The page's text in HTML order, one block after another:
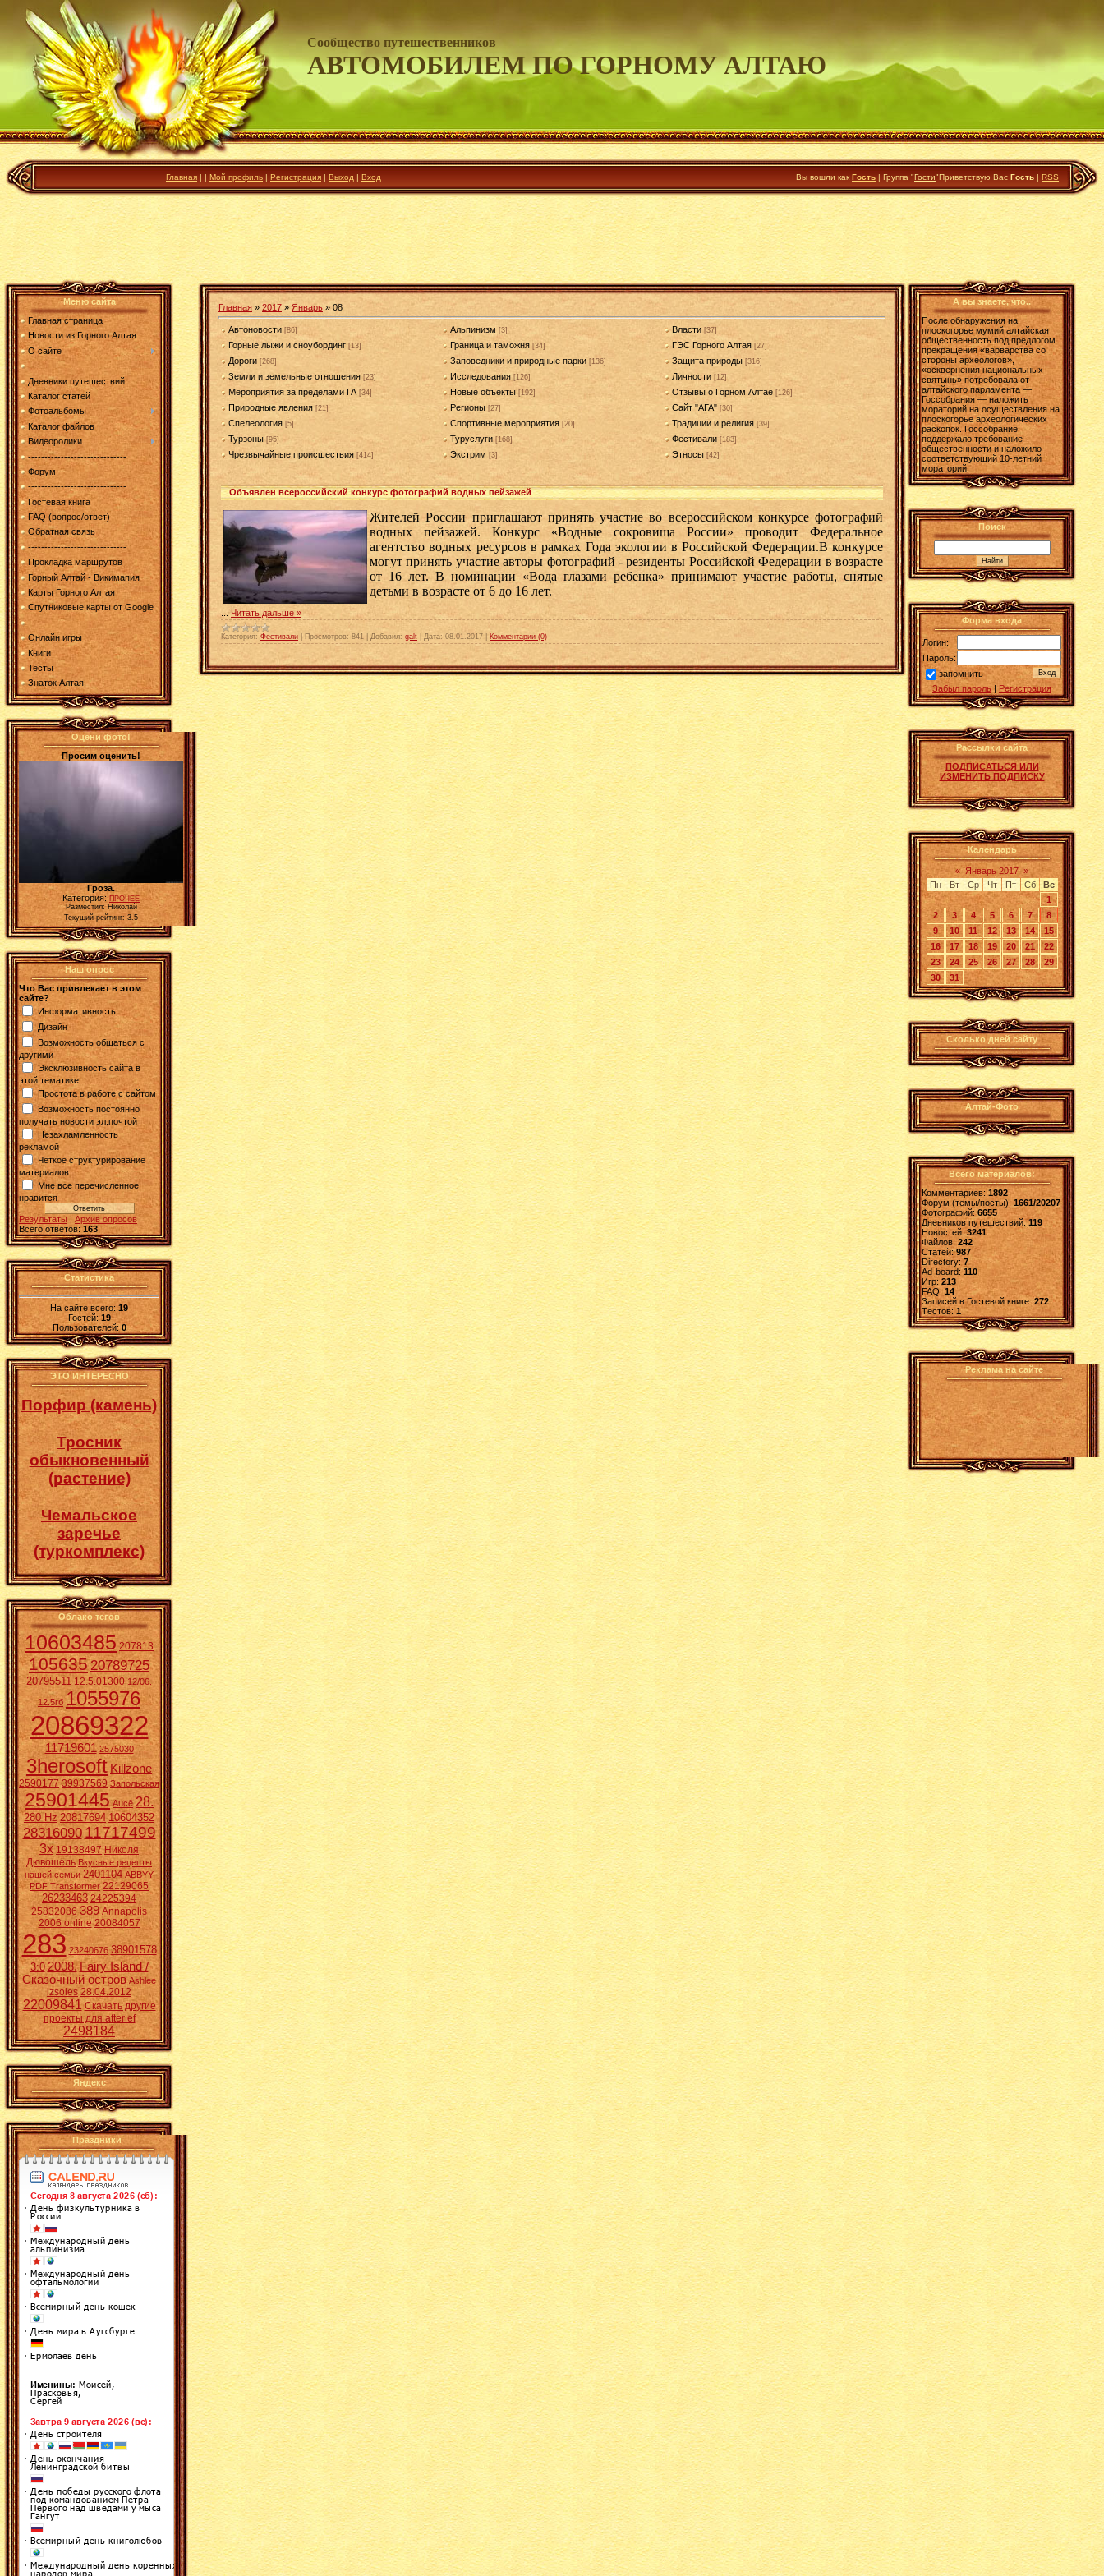
Сообщество путешественников
АВТОМОБИЛЕМ ПО ГОРНОМУ АЛТАЮ
Главная | | Мой профиль | Регистрация | Выход | Вход Вы вошли как Гость | Группа "Гости"Приветствую Вас Гость | RSS
Меню сайта
Главная страница
Новости из Горного Алтая
О сайте
------------------------------
Дневники путешествий
Каталог статей
Фотоальбомы
Каталог файлов
Видеоролики
------------------------------
Форум
------------------------------
Гостевая книга
FAQ (вопрос/ответ)
Обратная связь
------------------------------
Прокладка маршрутов
Горный Алтай - Викимапия
Карты Горного Алтая
Спутниковые карты от Google
------------------------------
Онлайн игры
Книги
Тесты
Знаток Алтая
Оцени фото!
Просим оценить!
Гроза.
Категория: ПРОЧЕЕ
Разместил: Николай
Текущий рейтинг: 3.5
Наш опрос
Что Вас привлекает в этом
сайте?
Информативность
Дизайн
Возможность общаться с
другими
Эксклюзивность сайта в
этой тематике
Простота в работе с сайтом
Возможность постоянно
получать новости эл.почтой
Незахламленность
рекламой
Четкое структурирование
материалов
Мне все перечисленное
нравится
Результаты | Архив опросов
Всего ответов: 163
Статистика
На сайте всего:19
Гостей: 19
Пользователей: 0
ЭТО ИНТЕРЕСНО
Порфир (камень)
Тросник
обыкновенный
(растение)
Чемальское
заречье
(туркомплекс)
Облако тегов
10603485 207813
10563520789725
20795511 12.5.01300 12/06.
12.5гб 1055976
20869322
11719601 2575030
3herosoft Killzone
2590177 39937569 Запольская
25901445 Aucē 28.
280 Hz 20817694 10604352
2831609011717499
3x 19138497 Николя
Дювошель Вкусные рецепты
нашей семьи 2401104 ABBYY
PDF Transformer 22129065
26233463 24225394
25832086 389 Annapolis
2006 online 20084057
283 23240676 38901578
3:0 2008. Fairy Island /
Сказочный остров Ashlee
izsoles 28.04.2012
22009841 Скачать другие
проекты для after ef
2498184
Яндекс
Праздники
Главная » 2017 » Январь » 08
Автоновости [86] Альпинизм [3] Власти [37]
Горные лыжи и сноубординг [13] Граница и таможня [34] ГЭС Горного Алтая [27]
Дороги [268] Заповедники и природные парки [136] Защита природы [316]
Земли и земельные отношения [23] Исследования [126] Личности [12]
Мероприятия за пределами ГА [34] Новые объекты [192] Отзывы о Горном Алтае [126]
Природные явления [21] Регионы [27] Сайт "АГА" [30]
Спелеология [5] Спортивные мероприятия [20] Традиции и религия [39]
Турзоны [95] Туруслуги [168] Фестивали [183]
Чрезвычайные происшествия [414] Экстрим [3] Этносы [42]
Объявлен всероссийский конкурс фотографий водных пейзажей
Жителей России приглашают принять участие во всероссийском конкурсе фотографий
водных пейзажей. Конкурс «Водные сокровища России» проводит Федеральное
агентство водных ресурсов в рамках Года экологии в Российской Федерации.В конкурсе
могут принять участие авторы фотографий - резиденты Российской Федерации в возрасте
от 16 лет. В номинации «Вода глазами ребенка» принимают участие работы, снятые
детьми в возрасте от 6 до 16 лет.
...Читать дальше »
Категория: Фестивали Просмотров: 841 Добавил: galt Дата: 08.01.2017 Комментарии (0)
А вы знаете, что..
После обнаружения на
плоскогорье мумий алтайская
общественность под предлогом
прекращения «варварства со
стороны археологов»,
«осквернения национальных
святынь» потребовала от
алтайского парламента —
Госсобрания — наложить
мораторий на осуществления на
плоскогорье археологических
раскопок. Госсобрание
поддержало требование
общественности и наложило
соответствующий 10-летний
мораторий
Поиск
Форма входа
Логин:
Пароль:
запомнить
Забыл пароль | Регистрация
Рассылки сайта
ПОДПИСАТЬСЯ ИЛИ
ИЗМЕНИТЬ ПОДПИСКУ
Календарь
« Январь 2017 »
Пн
Вт Ср Чт Пт Сб
Вс
1
2
3 4 5 6 7
8
9
10 11 12 13 14
15
16
17 18 19 20 21
22
23
24 25 26 27 28
29
30
31
Сколько дней сайту
Алтай-Фото
Всего материалов:
Комментариев: 1892
Форум (темы/посты):1661/20207
Фотографий:6655
Дневников путешествий:119
Новостей:3241
Файлов: 242
Статей:987
Directory: 7
Ad-board:110
Игр: 213
FAQ:14
Записей в Гостевой книге:272
Tестов: 1
Реклама на сайте